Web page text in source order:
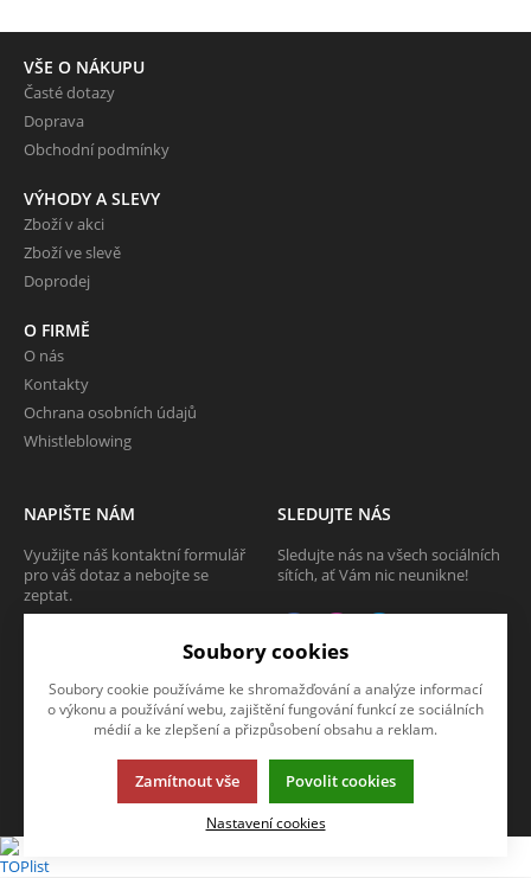
VŠE O NÁKUPU
Časté dotazy
Doprava
Obchodní podmínky
VÝHODY A SLEVY
Zboží v akci
Zboží ve slevě
Doprodej
O FIRMĚ
O nás
Kontakty
Ochrana osobních údajů
Whistleblowing
NAPIŠTE NÁM
Využijte náš kontaktní formulář
pro váš dotaz a nebojte se
zeptat.
SLEDUJTE NÁS
Sledujte nás na všech sociálních
sítích, ať Vám nic neunikne!
© 2013-2026 Internetový obchod TECAM PCV a.s.
K2 e-shop - První e-shop, který uřídí celou vaši firmu.
Soubory cookies
Soubory cookie používáme ke shromažďování a analýze informací
o výkonu a používání webu, zajištění fungování funkcí ze sociálních
médií a ke zlepšení a přizpůsobení obsahu a reklam.
Zamítnout vše Povolit cookies
Nastavení cookies